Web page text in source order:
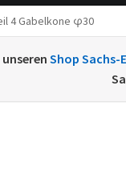
vonEchtheit von
4 Gabelkone φ30
Shop Sachs-